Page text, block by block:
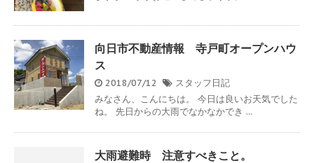
向日市不動産情報 寺戸町オープンハウ
ス
2018/07/12
スタッフ日記
みなさん、こんにちは。 今日は良いお天気でした
ね。 先日からの大雨でなかなかでき ...
大雨避難時 注意すべきこと。